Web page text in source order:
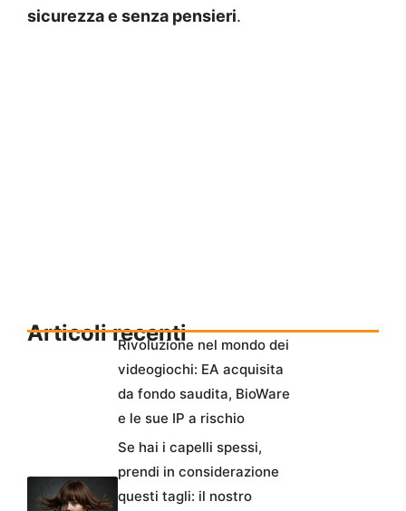
sicurezza e senza pensieri.
Articoli recentiRivoluzione nel mondo dei
videogiochi: EA acquisita
da fondo saudita, BioWare
e le sue IP a rischio
Se hai i capelli spessi,
prendi in considerazione
questi tagli: il nostro